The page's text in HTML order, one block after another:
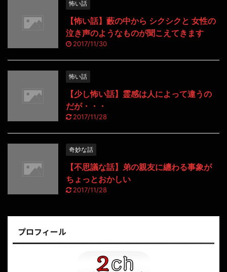
怖い話
【怖い話】藪の中から シクシクと 女性の
泣き声のようなものが聞こえてきます
2017/11/30
怖い話
【少し怖い話】霊感は人によって違うの
だが・・・
2017/11/28
奇妙な話
【不思議な話】弟の親友に纏わる事象が
ちょっとおかしい
2017/11/28
プロフィール